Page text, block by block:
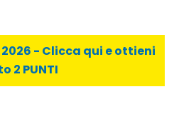
- Clicca qui e ottieni
2 PUNTI